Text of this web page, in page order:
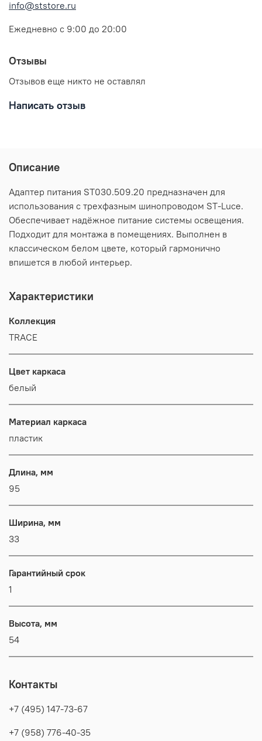
info@ststore.ru
Ежедневно с 9:00 до 20:00
Отзывы
Отзывов еще никто не оставлял
Написать отзыв
Описание
Адаптер питания ST030.509.20 предназначен для
использования с трехфазным шинопроводом ST-Luce.
Обеспечивает надёжное питание системы освещения.
Подходит для монтажа в помещениях. Выполнен в
классическом белом цвете, который гармонично
впишется в любой интерьер.
Характеристики
Коллекция
TRACE
Цвет каркаса
белый
Материал каркаса
пластик
Длина, мм
95
Ширина, мм
33
Гарантийный срок
1
Высота, мм
54
Контакты
+7 (495) 147-73-67
+7 (958) 776-40-35